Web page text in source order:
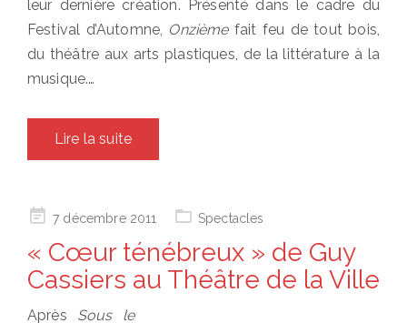
leur dernière création. Présenté dans le cadre du
Festival d’Automne, Onzièmefait feu de tout bois,
du théâtre aux arts plastiques, de la littérature à la
musique.…
Lire la suite
Posted7 décembre 2011 Spectacles
« Cœur ténébreux » de Guy
Cassiers au Théâtre de la Ville
Après Sous le